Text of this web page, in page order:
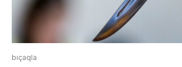
bıçaqla